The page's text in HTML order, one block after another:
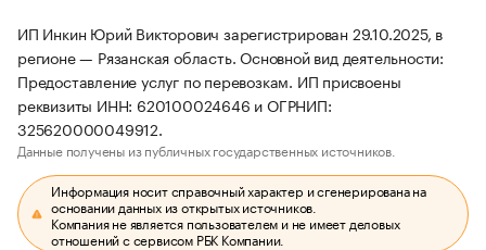
ИП Инкин Юрий Викторович зарегистрирован 29.10.2025, в
регионе — Рязанская область. Основной вид деятельности:
Предоставление услуг по перевозкам. ИП присвоены
реквизиты ИНН: 620100024646 и ОГРНИП:
325620000049912.
Данные получены из публичных государственных источников.
Информация носит справочный характер и сгенерирована на
основании данных из открытых источников.
Компания не является пользователем и не имеет деловых
отношений с сервисом РБК Компании.